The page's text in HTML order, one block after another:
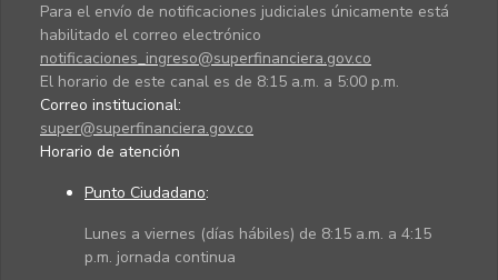
Para el envío de notificaciones judiciales únicamente está
habilitado el correo electrónico
notificaciones_ingreso@superfinanciera.gov.co
El horario de este canal es de 8:15 a.m. a 5:00 p.m.
Correo institucional:
super@superfinanciera.gov.co
Horario de atención
Punto Ciudadano:
Lunes a viernes (días hábiles) de 8:15 a.m. a 4:15
p.m. jornada continua